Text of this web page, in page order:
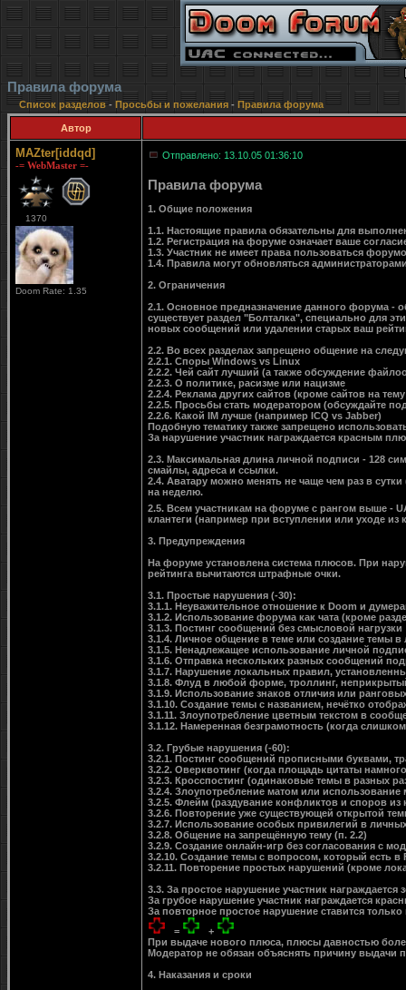
Правила форума
Список разделов- Просьбы и пожелания - Правила форума
Автор
MAZter[iddqd]
-= WebMaster =-
1370
Doom Rate: 1.35
Отправлено: 13.10.05 01:36:10
Правила форума
1. Общие положения
1.1. Настоящие правила обязательны для
1.2. Регистрация на форуме означает ваше
1.3. Участник не имеет права пользоваться
1.4. Правила могут обновляться
2. Ограничения
2.1. Основное предназначение данного форума -
существует раздел "Болталка", специально для
новых сообщений или удалении старых ваш
2.2. Во всех разделах запрещено общение на
2.2.1. Споры Windows vs Linux
2.2.2. Чей сайт лучший (а также обсуждение
2.2.3. О политике, расизме или нацизме
2.2.4. Реклама других сайтов (кроме сайтов на
2.2.5. Просьбы стать модератором (обсуждайте
2.2.6. Какой IM лучше (например ICQ vs Jabber)
Подобную тематику также запрещено
За нарушение участник награждается красным
2.3. Максимальная длина личной подписи - 128
смайлы, адреса и ссылки.
2.4. Аватару можно менять не чаще чем раз в
на неделю.
2.5. Всем участникам на форуме с рангом выше -
клантеги (например при вступлении или уходе
3. Предупреждения
На форуме установлена система плюсов. При
рейтинга вычитаются штрафные очки.
3.1. Простые нарушения (-30):
3.1.1. Неуважительное отношение к Doom и
3.1.2. Использование форума как чата (кроме
3.1.3. Постинг сообщений без смысловой нагрузки
3.1.4. Личное общение в теме или создание темы в
3.1.5. Ненадлежащее использование личной
3.1.6. Отправка нескольких разных сообщений
3.1.7. Нарушение локальных правил,
3.1.8. Флуд в любой форме, троллинг,
3.1.9. Использование знаков отличия или
3.1.10. Создание темы с названием, нечётко
3.1.11. Злоупотребление цветным текстом в
3.1.12. Намеренная безграмотность (когда
3.2. Грубые нарушения (-60):
3.2.1. Постинг сообщений прописными буквами,
3.2.2. Оверквотинг (когда площадь цитаты
3.2.3. Кросспостинг (одинаковые темы в разных
3.2.4. Злоупотребление матом или использование
3.2.5. Флейм (раздувание конфликтов и споров из
3.2.6. Повторение уже существующей открытой
3.2.7. Использование особых привилегий в
3.2.8. Общение на запрещённую тему (п. 2.2)
3.2.9. Создание онлайн-игр без согласования с
3.2.10. Создание темы с вопросом, который есть в
3.2.11. Повторение простых нарушений (кроме
3.3. За простое нарушение участник
За грубое нарушение участник награждается
За повторное простое нарушение ставится
=
+
При выдаче нового плюса, плюсы давностью
Модератор не обязан объяснять причину выдачи
4. Наказания и сроки